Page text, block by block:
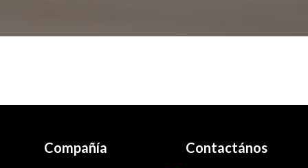
Contactános
Compañía